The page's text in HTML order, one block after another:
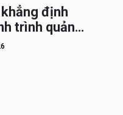
định
trình quảng